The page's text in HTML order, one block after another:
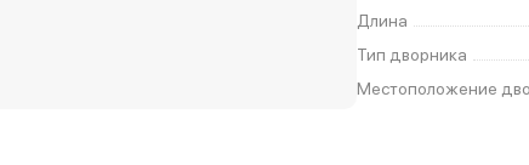
Длина
Тип дворника
Местоположение